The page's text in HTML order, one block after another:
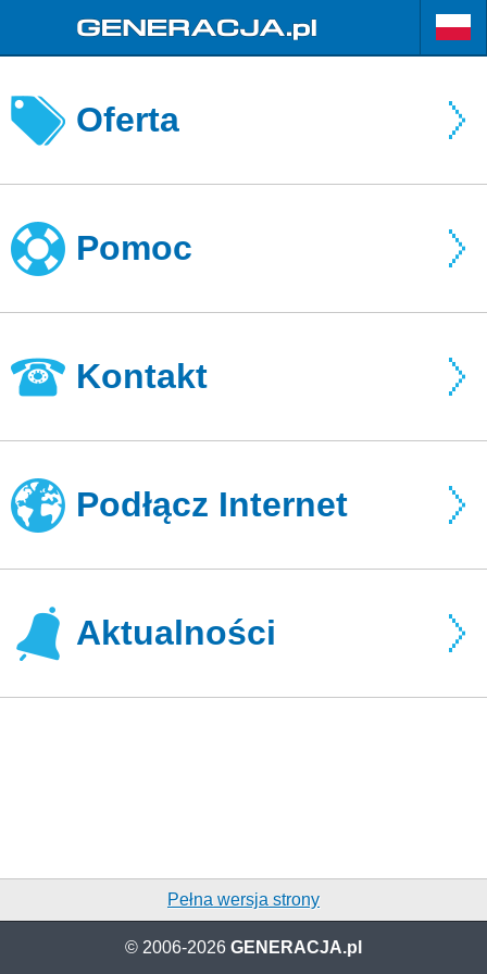
Oferta
Pomoc
Kontakt
Podłącz Internet
Aktualności
Pełna wersja strony
© 2006-2026 GENERACJA.pl